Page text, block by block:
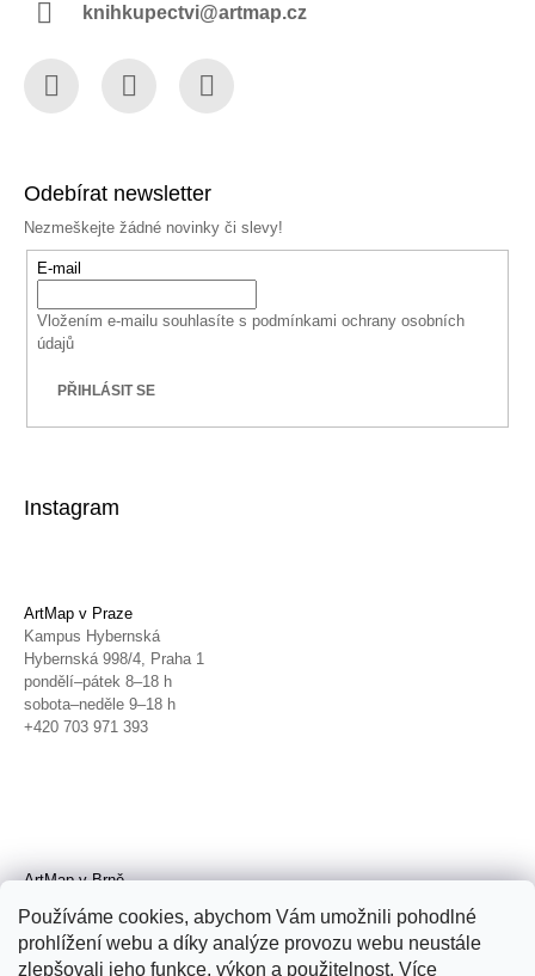
Používáme cookies, abychom Vám umožnili pohodlné
prohlížení webu a díky analýze provozu webu neustále
zlepšovali jeho funkce, výkon a použitelnost. Více
knihkupectvi@artmap.cz
Odebírat newsletter
Nezmeškejte žádné novinky či slevy!
E-mail
Vložením e-mailu souhlasíte s podmínkami ochrany osobních
údajů
PŘIHLÁSIT SE
Instagram
ArtMap v Praze
Kampus Hybernská
Hybernská 998/4, Praha 1
pondělí–pátek 8–18 h
sobota–neděle 9–18 h
+420 703 971 393
ArtMap v Brně
Radnická 4, Brno
úterý–pátek 11–19 h
sobota 14–19 h